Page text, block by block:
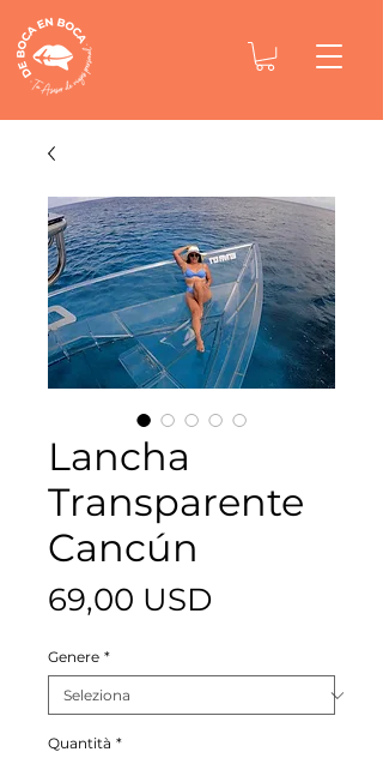
Lancha
Transparente
Cancún
69,00 USDPrezzo
Genere *
Quantità *